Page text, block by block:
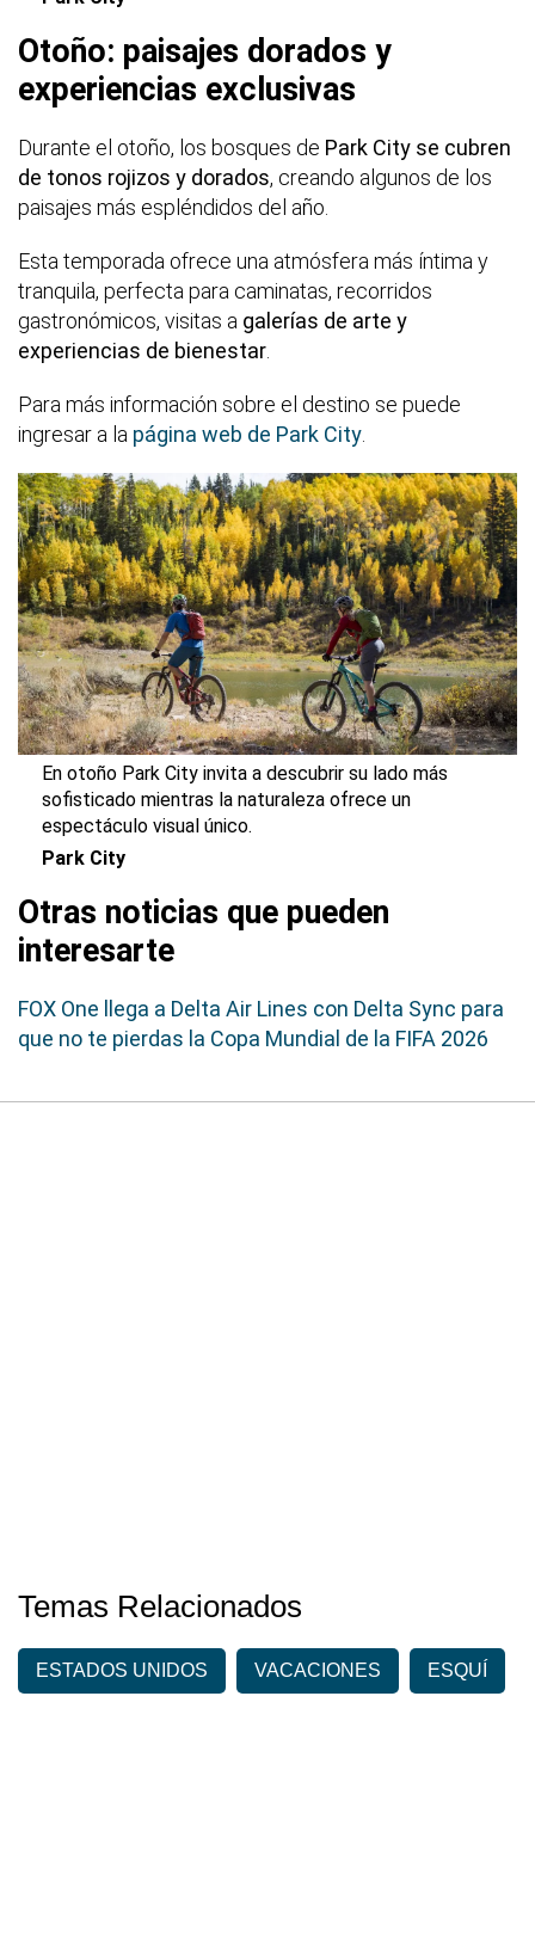
Otoño: paisajes dorados y
experiencias exclusivas
Durante el otoño, los bosques de Park City se cubren
de tonos rojizos y dorados, creando algunos de los
paisajes más espléndidos del año.
Esta temporada ofrece una atmósfera más íntima y
tranquila, perfecta para caminatas, recorridos
gastronómicos, visitas a galerías de arte y
experiencias de bienestar.
Para más información sobre el destino se puede
ingresar a la página web de Park City.
En otoño Park City invita a descubrir su lado más
sofisticado mientras la naturaleza ofrece un
espectáculo visual único.
Park City
Otras noticias que pueden
interesarte
FOX One llega a Delta Air Lines con Delta Sync para
que no te pierdas la Copa Mundial de la FIFA 2026
Temas Relacionados
ESTADOS UNIDOS VACACIONES ESQUÍ